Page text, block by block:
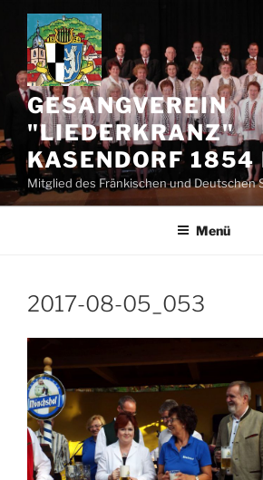
Zum
Inhalt
springen
GESANGVEREIN
"LIEDERKRANZ"
KASENDORF 1854
Mitglied des Fränkischen und Deutschen
Menü
2017-08-05_053